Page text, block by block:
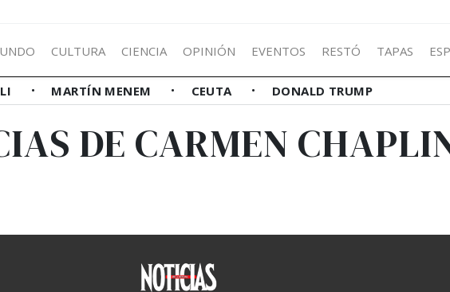
CULTURA CIENCIA OPINIÓN EVENTOS RESTÓ TAPAS
MARTÍN MENEM CEUTA DONALD TRUMP
DE CARMEN